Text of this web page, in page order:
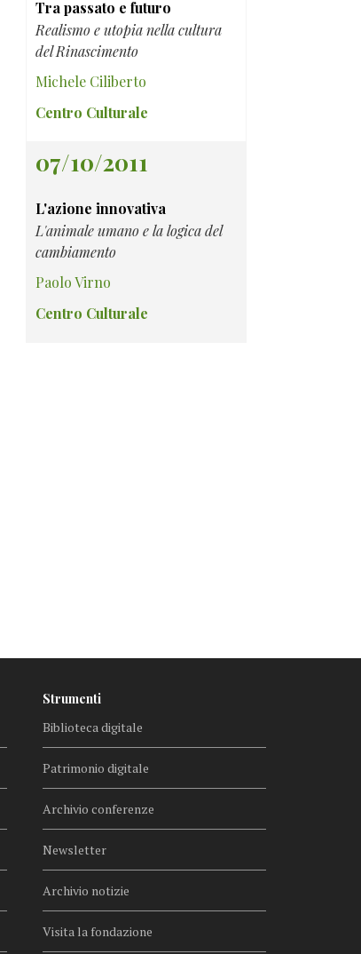
Tra passato e futuro
Realismo e utopia nella cultura
del Rinascimento
Michele Ciliberto
Centro Culturale
07/10/2011
L'azione innovativa
L'animale umano e la logica del
cambiamento
Paolo Virno
Centro Culturale
Strumenti
Biblioteca digitale
Patrimonio digitale
Archivio conferenze
Newsletter
Archivio notizie
Visita la fondazione